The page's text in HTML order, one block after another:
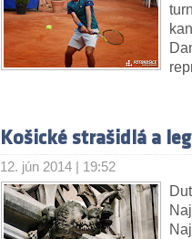
Košické strašidlá a
12. jún 2014 | 19:52